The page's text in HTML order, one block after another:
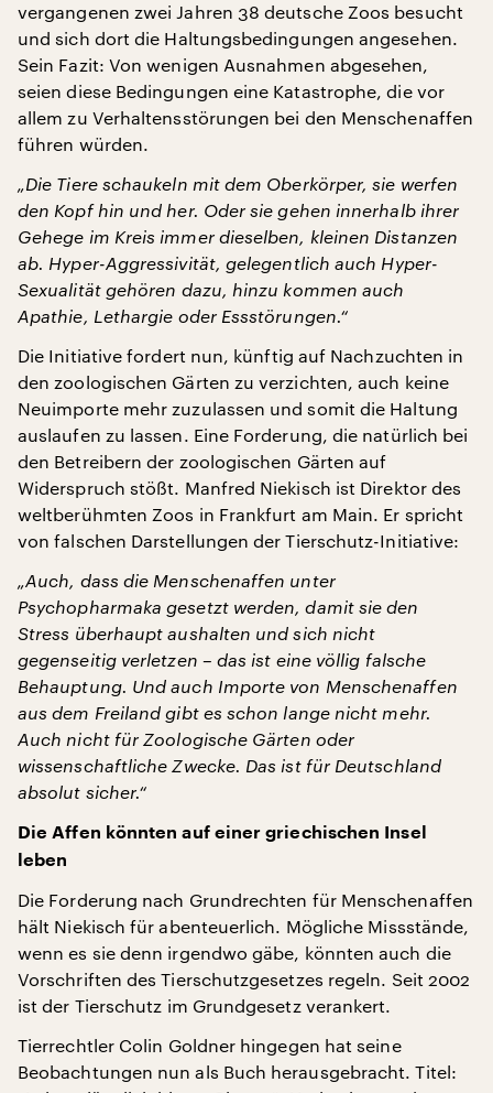
vergangenen zwei Jahren 38 deutsche Zoos besucht
und sich dort die Haltungsbedingungen angesehen.
Sein Fazit: Von wenigen Ausnahmen abgesehen,
seien diese Bedingungen eine Katastrophe, die vor
allem zu Verhaltensstörungen bei den Menschenaffen
führen würden.
„Die Tiere schaukeln mit dem Oberkörper, sie werfen
den Kopf hin und her. Oder sie gehen innerhalb ihrer
Gehege im Kreis immer dieselben, kleinen Distanzen
ab. Hyper-Aggressivität, gelegentlich auch Hyper-
Sexualität gehören dazu, hinzu kommen auch
Apathie, Lethargie oder Essstörungen.“
Die Initiative fordert nun, künftig auf Nachzuchten in
den zoologischen Gärten zu verzichten, auch keine
Neuimporte mehr zuzulassen und somit die Haltung
auslaufen zu lassen. Eine Forderung, die natürlich bei
den Betreibern der zoologischen Gärten auf
Widerspruch stößt. Manfred Niekisch ist Direktor des
weltberühmten Zoos in Frankfurt am Main. Er spricht
von falschen Darstellungen der Tierschutz-Initiative:
„Auch, dass die Menschenaffen unter
Psychopharmaka gesetzt werden, damit sie den
Stress überhaupt aushalten und sich nicht
gegenseitig verletzen – das ist eine völlig falsche
Behauptung. Und auch Importe von Menschenaffen
aus dem Freiland gibt es schon lange nicht mehr.
Auch nicht für Zoologische Gärten oder
wissenschaftliche Zwecke. Das ist für Deutschland
absolut sicher.“
Die Affen könnten auf einer griechischen Insel
leben
Die Forderung nach Grundrechten für Menschenaffen
hält Niekisch für abenteuerlich. Mögliche Missstände,
wenn es sie denn irgendwo gäbe, könnten auch die
Vorschriften des Tierschutzgesetzes regeln. Seit 2002
ist der Tierschutz im Grundgesetz verankert.
Tierrechtler Colin Goldner hingegen hat seine
Beobachtungen nun als Buch herausgebracht. Titel: